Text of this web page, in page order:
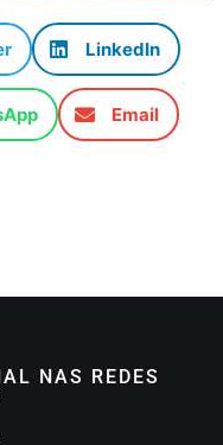
LinkedIn
Email
NAS REDES